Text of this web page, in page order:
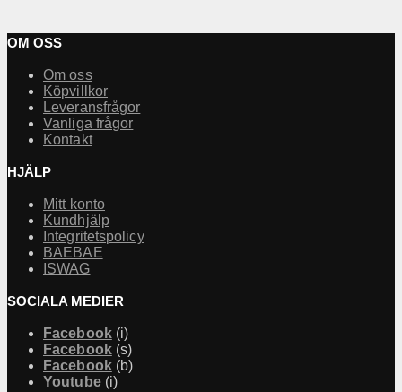
OM OSS
Om oss
Köpvillkor
Leveransfrågor
Vanliga frågor
Kontakt
HJÄLP
Mitt konto
Kundhjälp
Integritetspolicy
BAEBAE
ISWAG
SOCIALA MEDIER
Facebook(i)
Facebook(s)
Facebook(b)
Youtube(i)